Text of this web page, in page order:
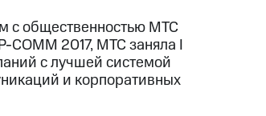
с общественностью МТС
COMM 2017, МТС заняла I
с лучшей системой
и корпоративных